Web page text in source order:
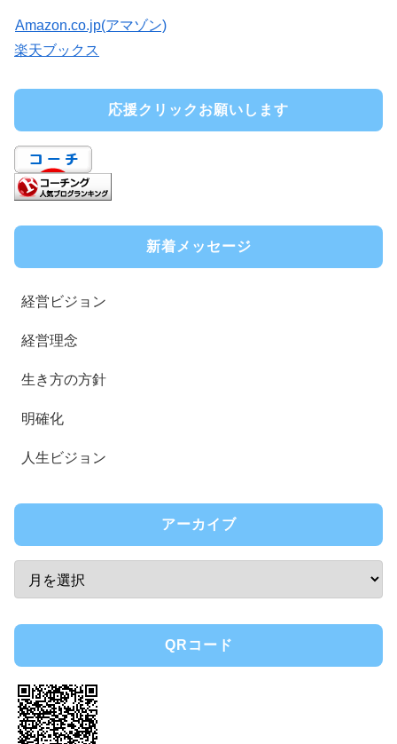
Amazon.co.jp(アマゾン)
楽天ブックス
応援クリックお願いします
新着メッセージ
経営ビジョン
経営理念
生き方の方針
明確化
人生ビジョン
アーカイブ
QRコード